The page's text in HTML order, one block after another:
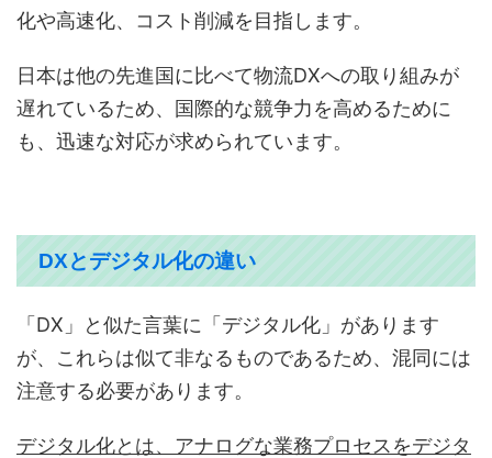
化や高速化、コスト削減を目指します。
日本は他の先進国に比べて物流DXへの取り組みが
遅れているため、国際的な競争力を高めるために
も、迅速な対応が求められています。
DXとデジタル化の違い
「DX」と似た言葉に「デジタル化」があります
が、これらは似て非なるものであるため、混同には
注意する必要があります。
デジタル化とは、アナログな業務プロセスをデジタ